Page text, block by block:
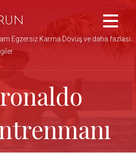
Egzersiz Karma Dövüş ve daha fazlası...